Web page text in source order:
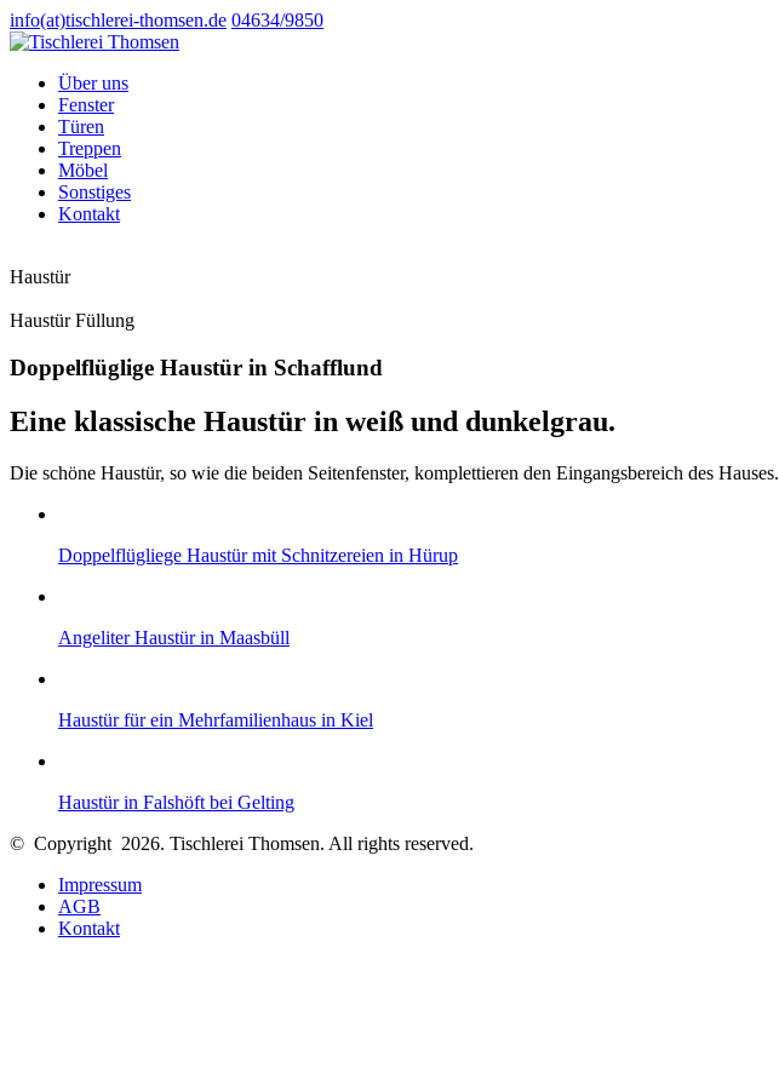
info(at)tischlerei-thomsen.de 04634/9850
Über uns
Fenster
Türen
Treppen
Möbel
Sonstiges
Kontakt
Haustür
Haustür Füllung
Doppelflüglige Haustür in Schafflund
Eine klassische Haustür in weiß und dunkelgrau.
Die schöne Haustür, so wie die beiden Seitenfenster, komplettieren den Eingangsbereich des Hauses.
Doppelflügliege Haustür mit Schnitzereien in Hürup
Angeliter Haustür in Maasbüll
Haustür für ein Mehrfamilienhaus in Kiel
Haustür in Falshöft bei Gelting
© Copyright 2026. Tischlerei Thomsen. All rights reserved.
Impressum
AGB
Kontakt